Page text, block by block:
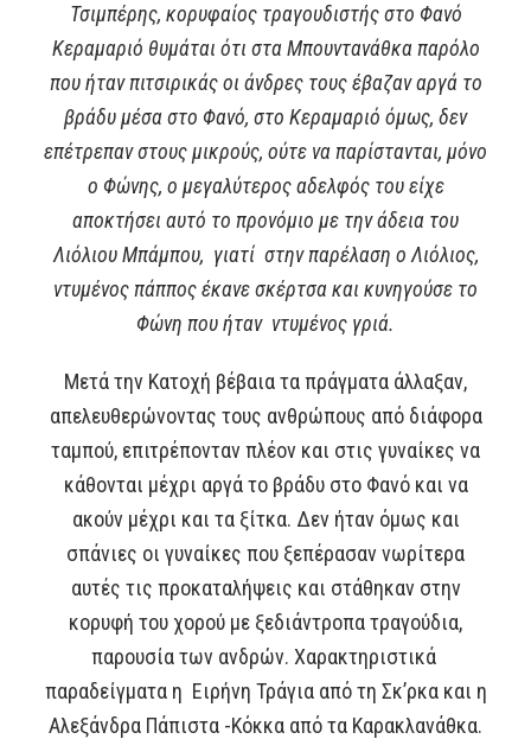
Τσιμπέρης, κορυφαίος τραγουδιστής στο Φανό
Κεραμαριό θυμάται ότι στα Μπουντανάθκα παρόλο
που ήταν πιτσιρικάς οι άνδρες τους έβαζαν αργά το
βράδυ μέσα στο Φανό, στο Κεραμαριό όμως, δεν
επέτρεπαν στους μικρούς, ούτε να παρίστανται, μόνο
ο Φώνης, ο μεγαλύτερος αδελφός του είχε
αποκτήσει αυτό το προνόμιο με την άδεια του
Λιόλιου Μπάμπου, γιατί στην παρέλαση ο Λιόλιος,
ντυμένος πάππος έκανε σκέρτσα και κυνηγούσε το
Φώνη που ήταν ντυμένος γριά.
Μετά την Κατοχή βέβαια τα πράγματα άλλαξαν,
απελευθερώνοντας τους ανθρώπους από διάφορα
ταμπού, επιτρέπονταν πλέον και στις γυναίκες να
κάθονται μέχρι αργά το βράδυ στο Φανό και να
ακούν μέχρι και τα ξίτκα. Δεν ήταν όμως και
σπάνιες οι γυναίκες που ξεπέρασαν νωρίτερα
αυτές τις προκαταλήψεις και στάθηκαν στην
κορυφή του χορού με ξεδιάντροπα τραγούδια,
παρουσία των ανδρών. Χαρακτηριστικά
παραδείγματα η Ειρήνη Τράγια από τη Σκ’ρκα και η
Αλεξάνδρα Πάπιστα -Κόκκα από τα Καρακλανάθκα.